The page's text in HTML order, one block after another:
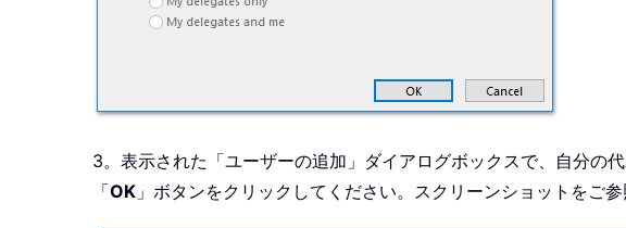
3。表示された「ユーザーの追加」ダイアログボックスで、自分の
「OK 」ボタンをクリックしてください。スクリーンショットをご参